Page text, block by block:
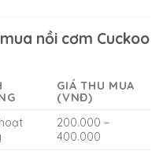
nồi cơm Cuckoo
GIÁ THU MUA
(VNĐ)
200.000 –
400.000